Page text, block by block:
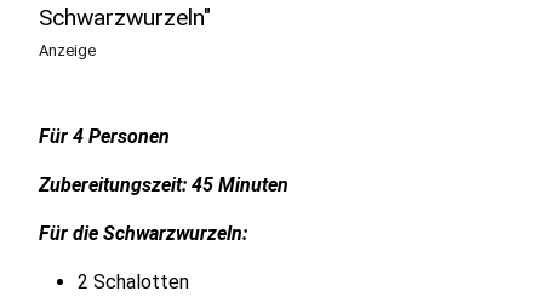
Schwarzwurzeln"
Anzeige
Für 4 Personen
Zubereitungszeit: 45 Minuten
Für die Schwarzwurzeln:
2 Schalotten